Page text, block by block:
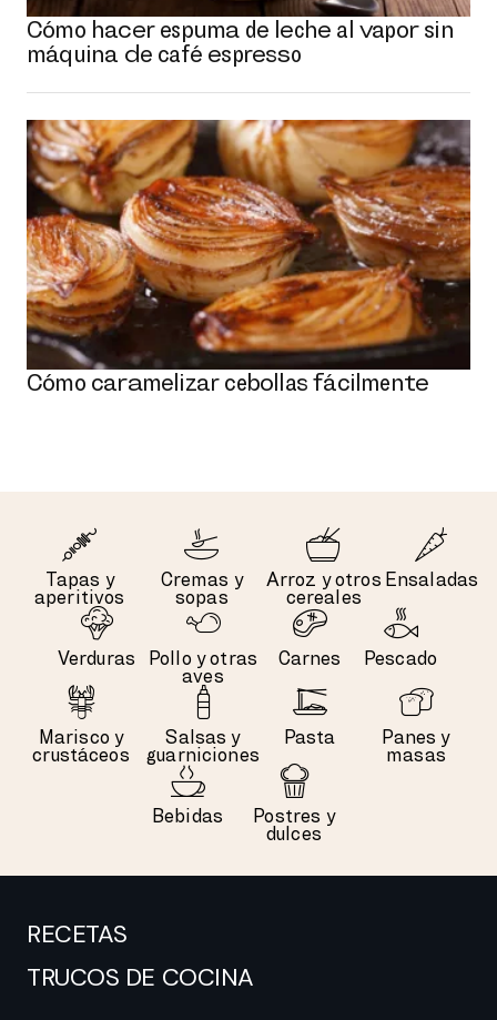
Cómo hacer espuma de leche al vapor sin
máquina de café espresso
Cómo caramelizar cebollas fácilmente
Tapas y
aperitivos
Cremas y
sopas
Arroz y otros
cereales
Ensaladas
Verduras
Pollo y otras
aves
Carnes Pescado
Marisco y
crustáceos
Salsas y
guarniciones
Pasta
Panes y
masas
Bebidas
Postres y
dulces
RECETAS
TRUCOS DE COCINA